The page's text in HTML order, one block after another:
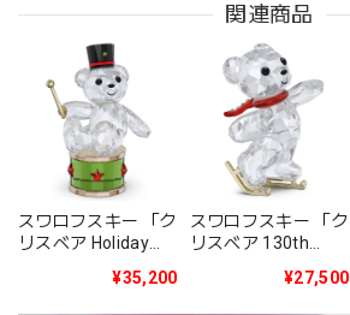
関連商品
スワロフスキー 「ク
リスベア Holiday
品」5701510¥35,200
スワロフスキー 「ク
リスベア 130th
¥27,500